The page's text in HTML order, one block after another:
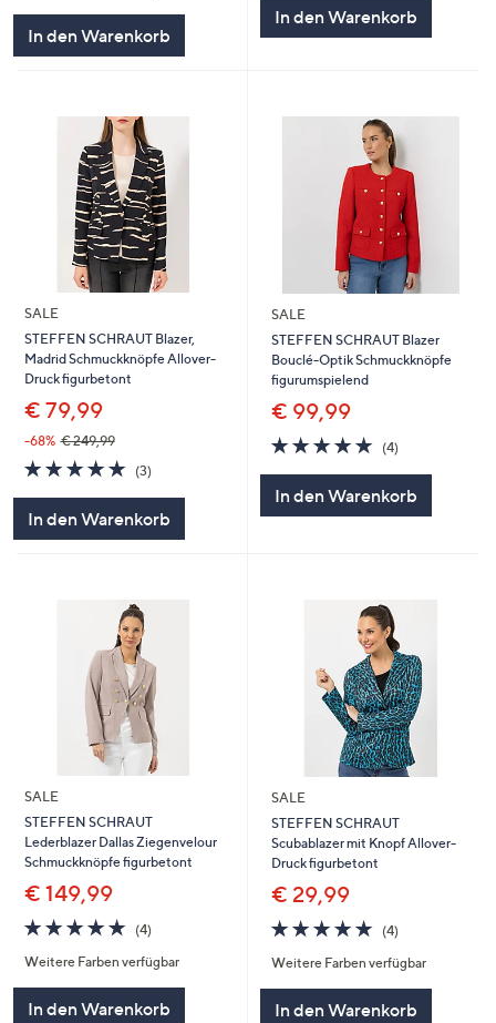
In den Warenkorb
In den Warenkorb
SALE
STEFFEN SCHRAUT Blazer,
Madrid Schmuckknöpfe Allover-
Druck figurbetont
€ 79,99
-68% € 249,99
5.0
von
(3)3
In den Warenkorb
SALE
STEFFEN SCHRAUT Blazer
Bouclé-Optik Schmuckknöpfe
figurumspielend
€ 99,99
4.8
von
(4)4
In den Warenkorb
SALE
STEFFEN SCHRAUT
Lederblazer Dallas Ziegenvelour
Schmuckknöpfe figurbetont
€ 149,99
4.8
von
5
(4)4
Weitere Farben verfügbar
In den Warenkorb
SALE
STEFFEN SCHRAUT
Scubablazer mit Knopf Allover-
Druck figurbetont
€ 29,99
4.8
von
5
(4)4
Weitere Farben verfügbar
In den Warenkorb